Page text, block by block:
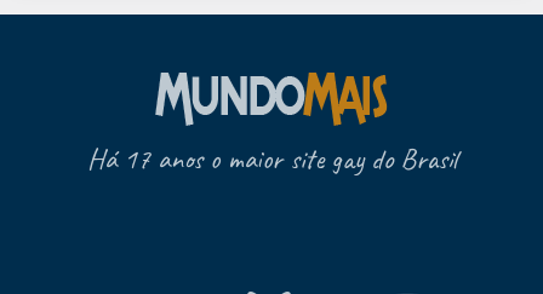
Há 17 anos o maior site gay do Brasil